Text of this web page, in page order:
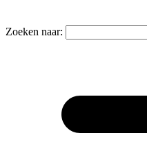
Zoeken naar: